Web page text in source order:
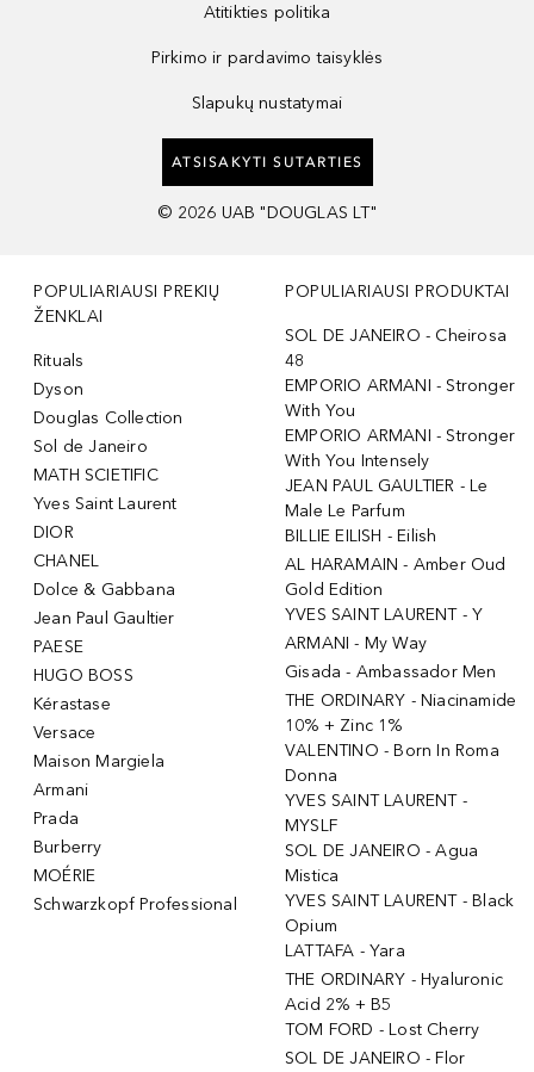
Atitikties politika
Pirkimo ir pardavimo taisyklės
Slapukų nustatymai
ATSISAKYTI SUTARTIES
© 2026 UAB "DOUGLAS LT"
POPULIARIAUSI PREKIŲ
ŽENKLAI
Rituals
Dyson
Douglas Collection
Sol de Janeiro
MATH SCIETIFIC
Yves Saint Laurent
DIOR
CHANEL
Dolce & Gabbana
Jean Paul Gaultier
PAESE
HUGO BOSS
Kérastase
Versace
Maison Margiela
Armani
Prada
Burberry
MOÉRIE
Schwarzkopf Professional
POPULIARIAUSI PRODUKTAI
SOL DE JANEIRO - Cheirosa
48
EMPORIO ARMANI - Stronger
With You
EMPORIO ARMANI - Stronger
With You Intensely
JEAN PAUL GAULTIER - Le
Male Le Parfum
BILLIE EILISH - Eilish
AL HARAMAIN - Amber Oud
Gold Edition
YVES SAINT LAURENT - Y
ARMANI - My Way
Gisada - Ambassador Men
THE ORDINARY - Niacinamide
10% + Zinc 1%
VALENTINO - Born In Roma
Donna
YVES SAINT LAURENT -
MYSLF
SOL DE JANEIRO - Agua
Mistica
YVES SAINT LAURENT - Black
Opium
LATTAFA - Yara
THE ORDINARY - Hyaluronic
Acid 2% + B5
TOM FORD - Lost Cherry
SOL DE JANEIRO - Flor